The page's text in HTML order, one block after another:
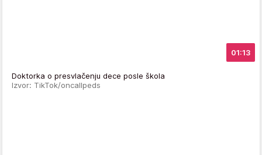
01:13
Doktorka o presvlačenju dece posle škola
Izvor: TikTok/oncallpeds